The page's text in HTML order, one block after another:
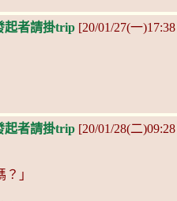
起者請掛trip [20/01/27(一
起者請掛trip [20/01/28(二
」